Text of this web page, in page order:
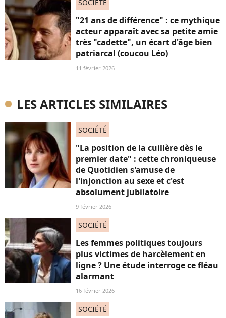
SOCIÉTÉ
"21 ans de différence" : ce mythique
acteur apparaît avec sa petite amie
très "cadette", un écart d'âge bien
patriarcal (coucou Léo)
11 février 2026
LES ARTICLES SIMILAIRES
SOCIÉTÉ
"La position de la cuillère dès le
premier date" : cette chroniqueuse
de Quotidien s'amuse de
l'injonction au sexe et c'est
absolument jubilatoire
9 février 2026
SOCIÉTÉ
Les femmes politiques toujours
plus victimes de harcèlement en
ligne ? Une étude interroge ce fléau
alarmant
16 février 2026
SOCIÉTÉ